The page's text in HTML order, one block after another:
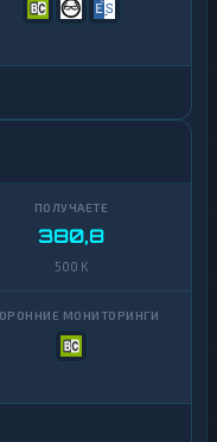
380,8
500 K